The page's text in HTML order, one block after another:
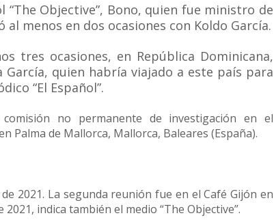
“The Objective”, Bono, quien fue ministro de
al menos en dos ocasiones con Koldo García.
tres ocasiones, en República Dominicana,
García, quien habría viajado a este país para
“El Español”.
no permanente de investigación en el
Palma de Mallorca, Mallorca, Baleares (España).
2021. La segunda reunión fue en el Café Gijón en
indica también el medio “The Objective”.